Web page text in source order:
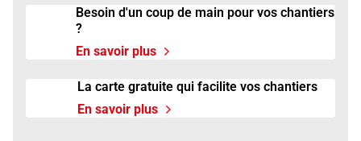
Besoin d'un coup de main pour vos chantiers
?
En savoir plusà propos de Besoin d'un coup de
La carte gratuite qui facilite vos chantiers
En savoir plus à propos de La carte gratuite qui